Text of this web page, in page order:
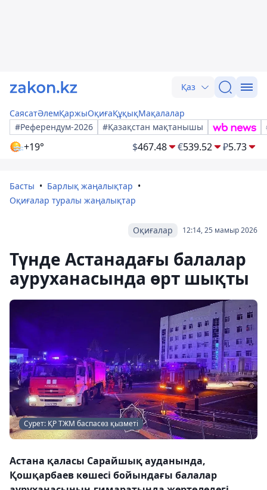
Қаз
СаясатӘлемҚаржыОқиғаҚұқықМақалалар
#Референдум-2026
#Қазақстан мақтанышы
+19° $467.48 €539.52 ₽5.73
Басты
Барлық жаңалықтар
Оқиғалар туралы жаңалықтар
12:14, 25 мамыр 2026
Оқиғалар
Түнде Астанадағы балалар
ауруханасында өрт шықты
Сурет: ҚР ТЖМ баспасөз қызметі
Астана қаласы Сарайшық ауданында,
Қошқарбаев көшесі бойындағы балалар